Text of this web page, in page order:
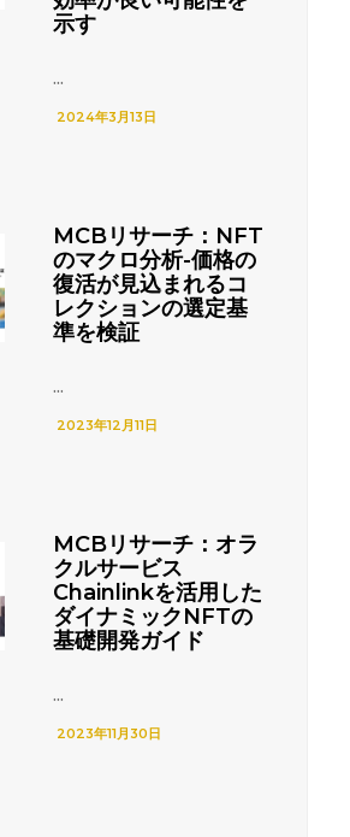
示す
...
2024年3月13日
MCBリサーチ：NFT
のマクロ分析-価格の
復活が見込まれるコ
レクションの選定基
準を検証
...
2023年12月11日
MCBリサーチ：オラ
クルサービス
Chainlinkを活用した
ダイナミックNFTの
基礎開発ガイド
...
2023年11月30日